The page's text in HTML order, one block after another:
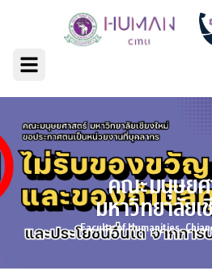
คณะมนุษย
มหาวิทยาลัยเ
Faculty of Humanities,